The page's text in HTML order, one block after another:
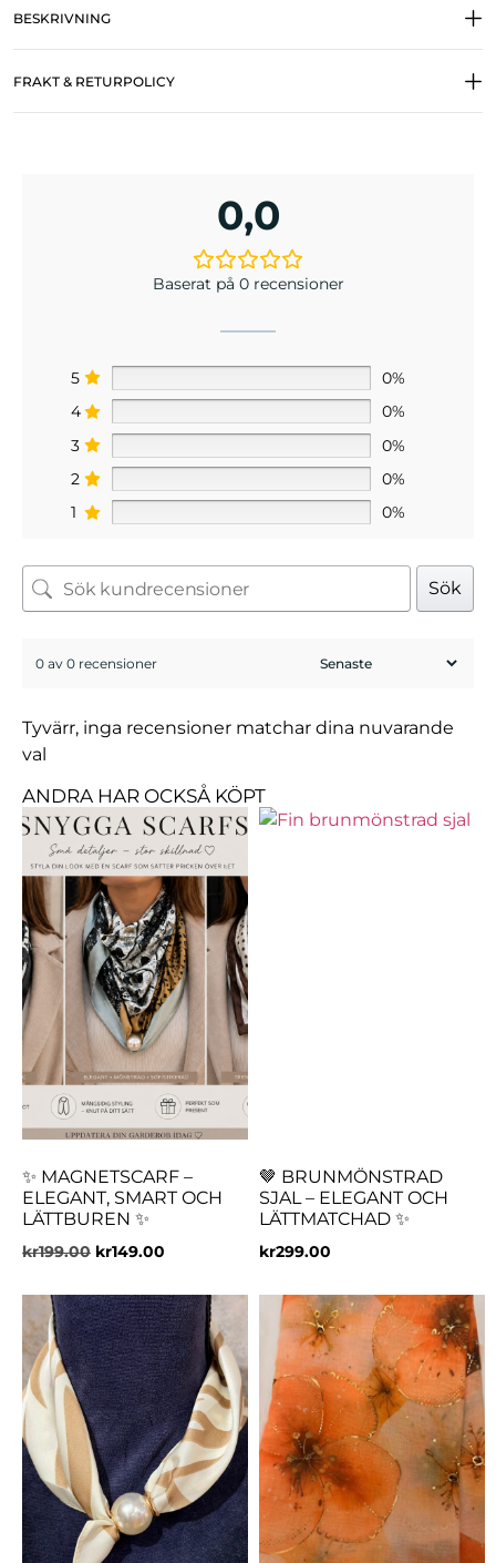
BESKRIVNING
FRAKT & RETURPOLICY
0,0
Baserat på 0 recensioner
5
0%
4
0%
3
0%
2
0%
1
0%
Sök
0 av 0 recensioner
Tyvärr, inga recensioner matchar dina nuvarande
val
ANDRA HAR OCKSÅ KÖPT
✨ MAGNETSCARF –
ELEGANT, SMART OCH
LÄTTBUREN ✨
kr199.00 kr149.00
🤎 BRUNMÖNSTRAD
SJAL – ELEGANT OCH
LÄTTMATCHAD ✨
kr299.00